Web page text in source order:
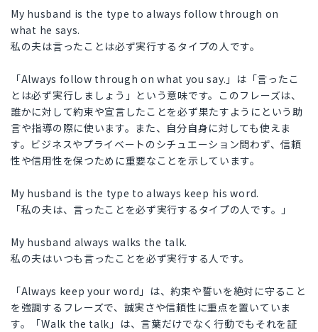
My husband is the type to always follow through on
what he says.
私の夫は言ったことは必ず実行するタイプの人です。
「Always follow through on what you say.」は「言ったこ
とは必ず実行しましょう」という意味です。このフレーズは、
誰かに対して約束や宣言したことを必ず果たすようにという助
言や指導の際に使います。また、自分自身に対しても使えま
す。ビジネスやプライベートのシチュエーション問わず、信頼
性や信用性を保つために重要なことを示しています。
My husband is the type to always keep his word.
「私の夫は、言ったことを必ず実行するタイプの人です。」
My husband always walks the talk.
私の夫はいつも言ったことを必ず実行する人です。
「Always keep your word」は、約束や誓いを絶対に守ること
を強調するフレーズで、誠実さや信頼性に重点を置いていま
す。「Walk the talk」は、言葉だけでなく行動でもそれを証